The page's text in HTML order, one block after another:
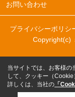
お問い合わせ
プライバシーポリシ
Copyright(c)
当サイトでは、お客様の
して、クッキー（Cookie
詳しくは、当社の 「